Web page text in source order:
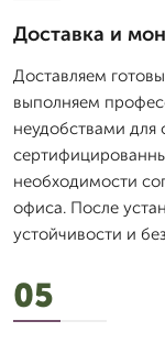
Доставка и
Доставляем
выполняем
неудобствами
необходимости
офиса. После
устойчивости и
05